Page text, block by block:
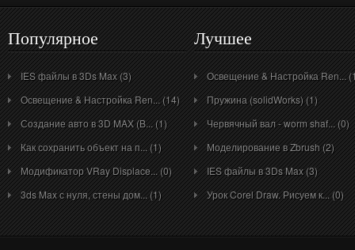
Популярное
IES файлы в 3Ds Max (3)
Освещение & Настройка Ren... (14)
Создание авто в 3D MAX (B... (1)
Как сохранить объект на п... (1)
Модификатор VRay Displace... (0)
3ds Max с нуля, стены дом... (1)
Лучшее
Освещение & Настройка Ren...
Пружина (solidWorks) (1)
Червячный вал - worm shaf... (0)
Моделирование в Zbrush (2)
IES файлы в 3Ds Max (3)
Урок Corel Draw. Рисуем к... (0)